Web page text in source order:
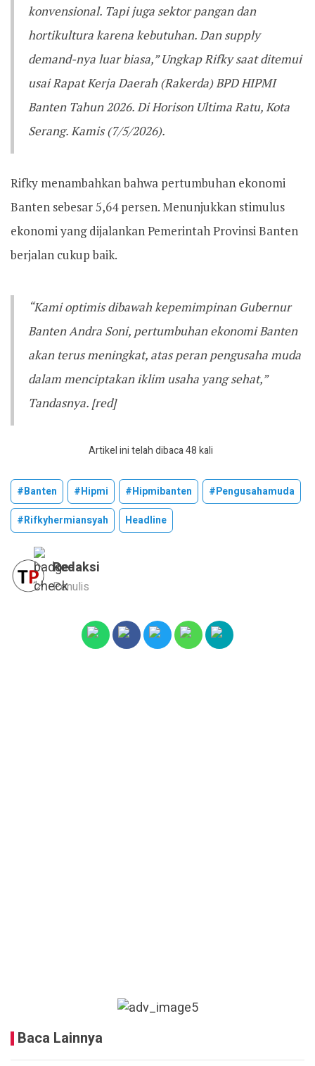
konvensional. Tapi juga sektor pangan dan
hortikultura karena kebutuhan. Dan supply
demand-nya luar biasa,” Ungkap Rifky saat ditemui
usai Rapat Kerja Daerah (Rakerda) BPD HIPMI
Banten Tahun 2026. Di Horison Ultima Ratu, Kota
Serang. Kamis (7/5/2026).
Rifky menambahkan bahwa pertumbuhan ekonomi
Banten sebesar 5,64 persen. Menunjukkan stimulus
ekonomi yang dijalankan Pemerintah Provinsi Banten
berjalan cukup baik.
“Kami optimis dibawah kepemimpinan Gubernur
Banten Andra Soni, pertumbuhan ekonomi Banten
akan terus meningkat, atas peran pengusaha muda
dalam menciptakan iklim usaha yang sehat,”
Tandasnya. [red]
Artikel ini telah dibaca 48 kali
#banten #hipmi #hipmibanten
#pengusahamuda
#rifkyhermiansyah
Headline
Redaksi
Penulis
Baca Lainnya